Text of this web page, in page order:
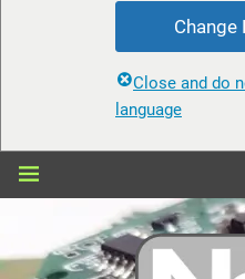
Change
Close and do
language
Zum